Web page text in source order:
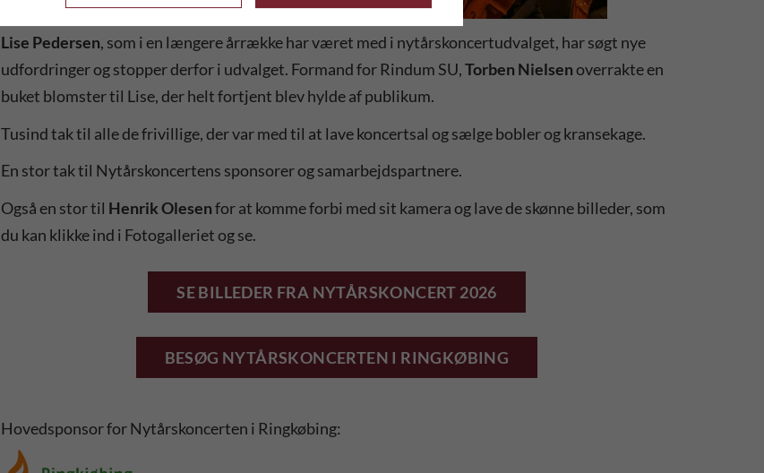
Lise Pedersen, som i en længere årrække har været med i nytårskoncertudvalget, har søgt nye
udfordringer og stopper derfor i udvalget. Formand for Rindum SU,Torben Nielsenoverrakte en
buket blomster til Lise, der helt fortjent blev hylde af publikum.
Tusind tak til alle de frivillige, der var med til at lave koncertsal og sælge bobler og kransekage.
En stor tak til Nytårskoncertens sponsorer og samarbejdspartnere.
Også en stor til Henrik Olesenfor at komme forbi med sit kamera og lave de skønne billeder, som
du kan klikke ind i Fotogalleriet og se.
SE BILLEDER FRA NYTÅRSKONCERT 2026
BESØG NYTÅRSKONCERTEN I RINGKØBING
Hovedsponsor for Nytårskoncerten i Ringkøbing: